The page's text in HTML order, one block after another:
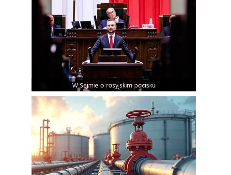
W Sejmie o rosyjskim pocisku